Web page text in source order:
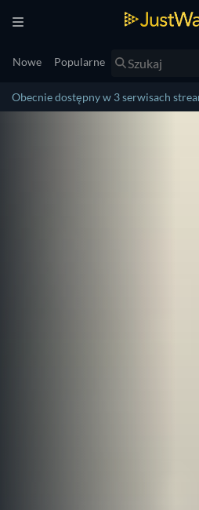
Nowe Popularne
Obecnie dostępny w 3 serwisach